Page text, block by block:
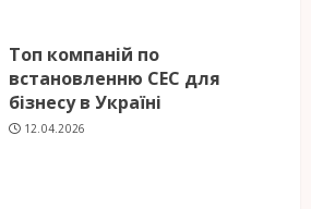
Топ компаній по
встановленню СЕС для
бізнесу в Україні
12.04.2026